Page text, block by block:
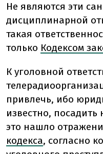
Не являются эти
дисциплинарной
такая
только Кодексом
К уголовной
привлечь, ибо
известно,
это нашло
кодекса, согласно